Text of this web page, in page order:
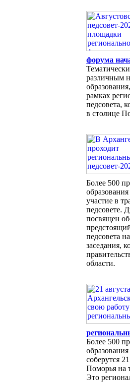
форума
различным
рамках
педсовета,
в столице
Более 500
участие в
педсовете.
посвящен
педсовета
заседания,
области.
Более 500
соберутся
Поморья на
Это